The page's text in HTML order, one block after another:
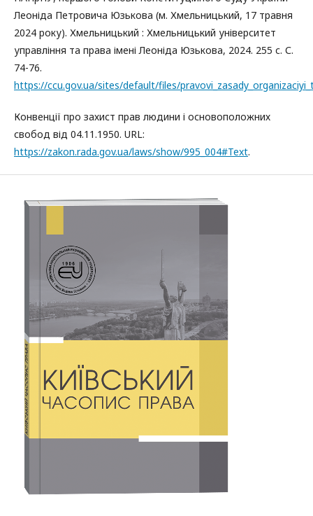
Леоніда Петровича Юзькова (м. Хмельницький, 17 травня
2024 року). Хмельницький : Хмельницький університет
управління та права імені Леоніда Юзькова, 2024. 255 с. С.
74-76.
https://ccu.gov.ua/sites/default/files/
Конвенції про захист прав людини і основоположних
свобод від 04.11.1950. URL:
https://zakon.rada.gov.ua/laws/show/995_004#Text.